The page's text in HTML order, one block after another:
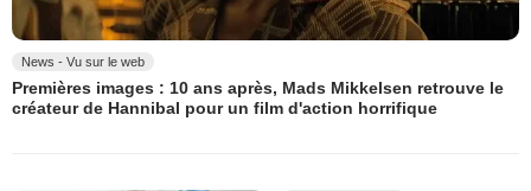
News - Vu sur le web
Premières images : 10 ans après, Mads Mikkelsen retrouve le
créateur de Hannibal pour un film d'action horrifique